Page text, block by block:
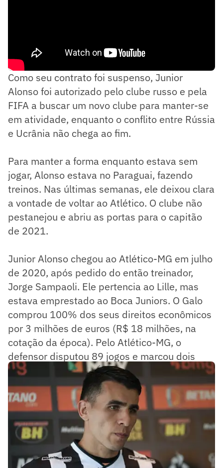
Como seu contrato foi suspenso, Junior
Alonso foi autorizado pelo clube russo e pela
FIFA a buscar um novo clube para manter-se
em atividade, enquanto o conflito entre Rússia
e Ucrânia não chega ao fim.
Para manter a forma enquanto estava sem
jogar, Alonso estava no Paraguai, fazendo
treinos. Nas últimas semanas, ele deixou clara
a vontade de voltar ao Atlético. O clube não
pestanejou e abriu as portas para o capitão
de 2021.
Junior Alonso chegou ao Atlético-MG em julho
de 2020, após pedido do então treinador,
Jorge Sampaoli. Ele pertencia ao Lille, mas
estava emprestado ao Boca Juniors. O Galo
comprou 100% dos seus direitos econômicos
por 3 milhões de euros (R$ 18 milhões, na
cotação da época). Pelo Atlético-MG, o
defensor disputou 89 jogos e marcou dois
gols.